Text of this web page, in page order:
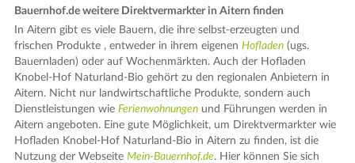
Bauernhof.de weitere Direktvermarkter in Aitern finden
In Aitern gibt es viele Bauern, die ihre selbst-erzeugten und
frischen Produkte , entweder in ihrem eigenenHofladen (ugs.
Bauernladen) oder auf Wochenmärkten. Auch der Hofladen
Knobel-Hof Naturland-Bio gehört zu den regionalen Anbietern in
Aitern. Nicht nur landwirtschaftliche Produkte, sondern auch
Dienstleistungen wieFerienwohnungen und Führungen werden in
Aitern angeboten. Eine gute Möglichkeit, um Direktvermarkter wie
Hofladen Knobel-Hof Naturland-Bio in Aitern zu finden, ist die
Nutzung der WebseiteMein-Bauernhof.de. Hier können Sie sich